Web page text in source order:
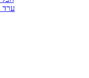
ערד